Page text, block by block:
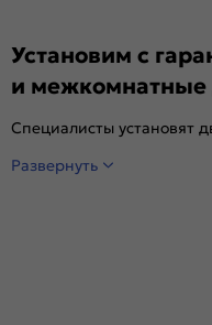
Установим с
и межкомнатные
Специалисты установят
Развернуть